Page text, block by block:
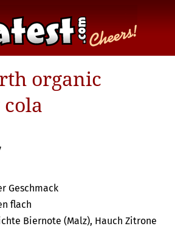
organic
Geschmack
flach
Biernote (Malz), Hauch Zitrone